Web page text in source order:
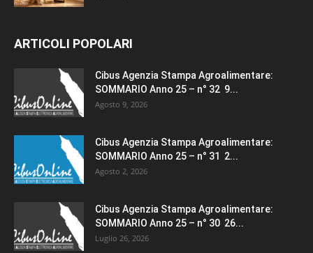
ARTICOLI POPOLARI
Cibus Agenzia Stampa Agroalimentare:
SOMMARIO Anno 25 – n° 32 9...
Agosto 9, 2026
Cibus Agenzia Stampa Agroalimentare:
SOMMARIO Anno 25 – n° 31 2...
Agosto 2, 2026
Cibus Agenzia Stampa Agroalimentare:
SOMMARIO Anno 25 – n° 30 26...
Luglio 26, 2026